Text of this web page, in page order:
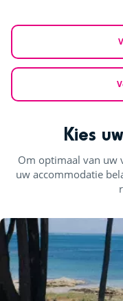
Kies
Om optimaal van uw
uw accommodatie